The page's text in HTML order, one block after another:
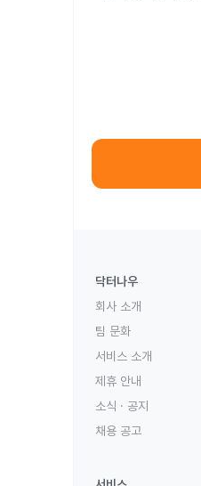
닥터나우
회사 소개
팀 문화
서비스 소개
제휴 안내
소식 · 공지
채용 공고